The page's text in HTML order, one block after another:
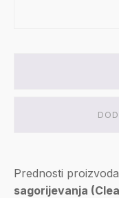
Prednosti
sagorijevanja